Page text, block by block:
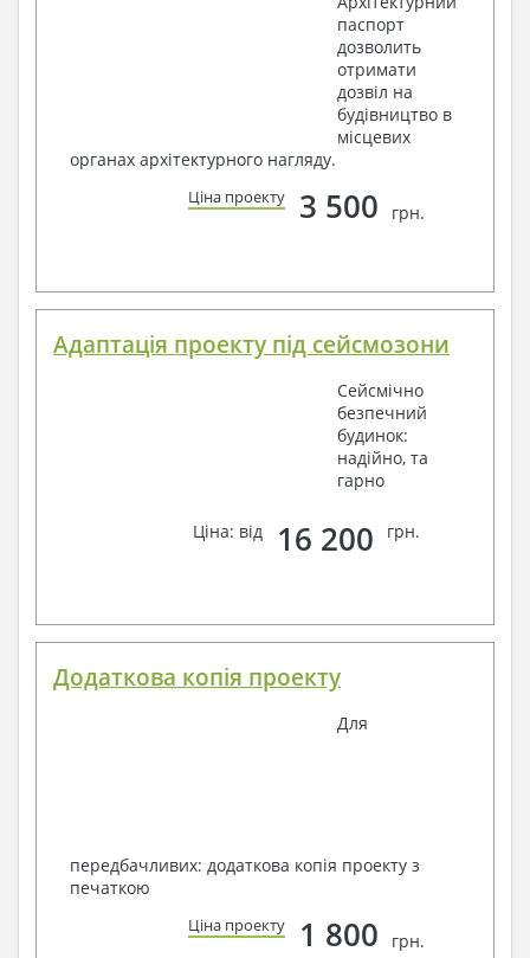
паспорт
дозволить
отримати
дозвіл на
будівництво в
місцевих
органах архітектурного нагляду.
Ціна проекту 3 500 грн.
Адаптація проекту під сейсмозони
Сейсмічно
безпечний
будинок:
надійно, та
гарно
Ціна: від 16 200 грн.
Додаткова копія проекту
Для
передбачливих: додаткова копія проекту з
печаткою
Ціна проекту 1 800 грн.